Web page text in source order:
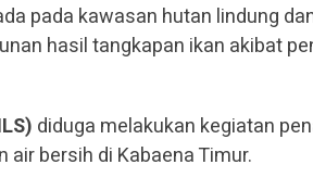
pada kawasan hutan lindung
hasil tangkapan ikan akibat
diduga melakukan kegiatan
bersih di Kabaena Timur.